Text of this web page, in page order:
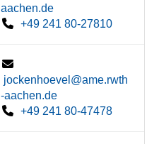
aachen.de
+49 241 80-27810
jockenhoevel@ame.rwth
-aachen.de
+49 241 80-47478